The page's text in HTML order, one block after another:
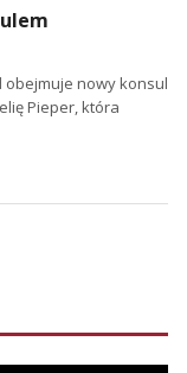
obejmuje nowy konsul
Pieper, która